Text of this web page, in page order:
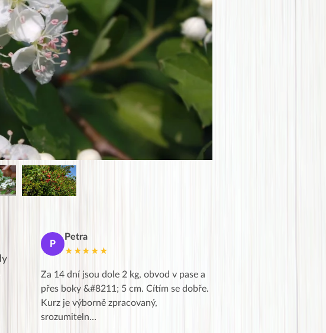
a
P
Petra
★★★★★
Za 14 dní jsou dole 2 kg, obvod v pase a
přes boky &#8211; 5 cm. Cítím se dobře.
Kurz je výborně zpracovaný,
srozumiteln…